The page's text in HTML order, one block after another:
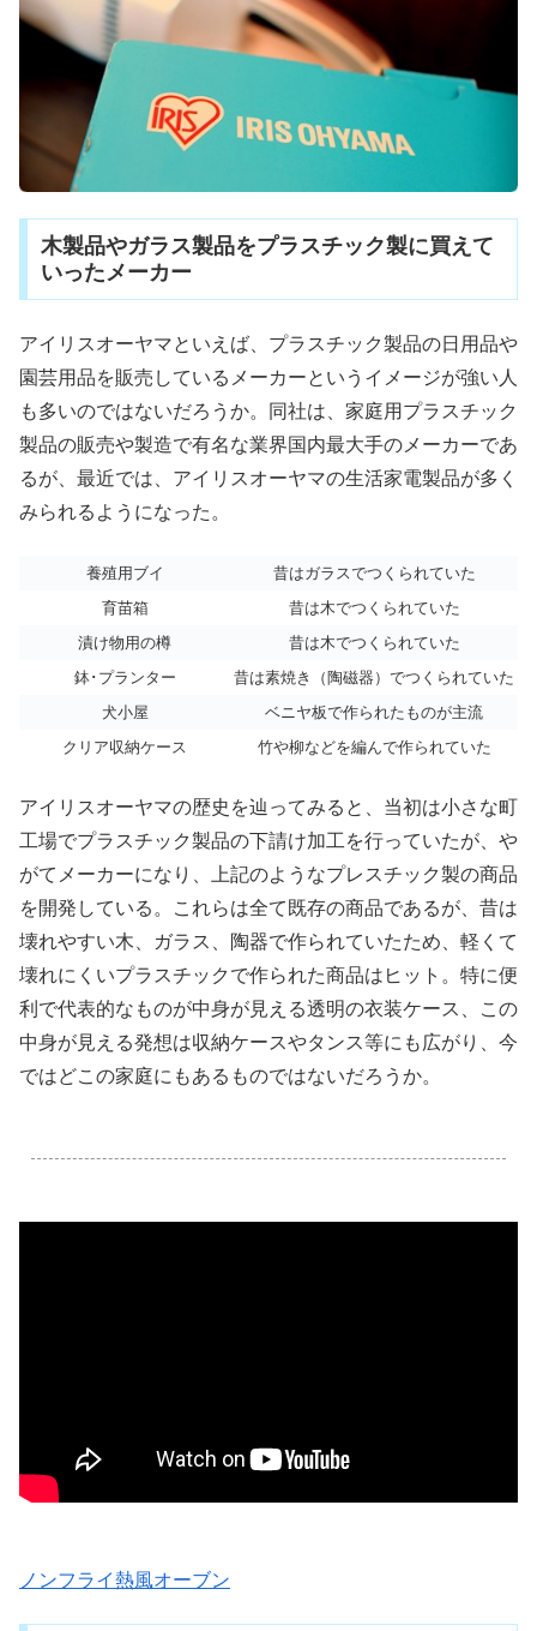
木製品やガラス製品をプラスチック製に買えて
いったメーカー
アイリスオーヤマといえば、プラスチック製品の日用品や
園芸用品を販売しているメーカーというイメージが強い人
も多いのではないだろうか。同社は、家庭用プラスチック
製品の販売や製造で有名な業界国内最大手のメーカーであ
るが、最近では、アイリスオーヤマの生活家電製品が多く
みられるようになった。
養殖用ブイ
昔はガラスでつくられていた
育苗箱
昔は木でつくられていた
漬け物用の樽
昔は木でつくられていた
鉢･プランター
昔は素焼き（陶磁器）でつくられていた
犬小屋
ベニヤ板で作られたものが主流
クリア収納ケース
竹や柳などを編んで作られていた
アイリスオーヤマの歴史を辿ってみると、当初は小さな町
工場でプラスチック製品の下請け加工を行っていたが、や
がてメーカーになり、上記のようなプレスチック製の商品
を開発している。これらは全て既存の商品であるが、昔は
壊れやすい木、ガラス、陶器で作られていたため、軽くて
壊れにくいプラスチックで作られた商品はヒット。特に便
利で代表的なものが中身が見える透明の衣装ケース、この
中身が見える発想は収納ケースやタンス等にも広がり、今
ではどこの家庭にもあるものではないだろうか。
ノンフライ熱風オーブン